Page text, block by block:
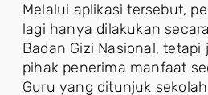
Melalui aplikasi tersebut,
lagi hanya dilakukan
Badan Gizi Nasional,
pihak penerima manfaat
Guru yang ditunjuk